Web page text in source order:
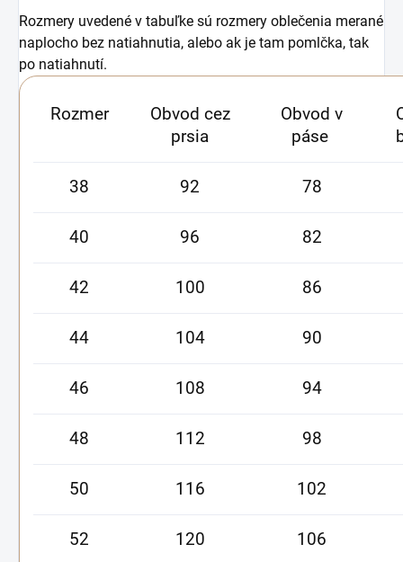
Rozmery uvedené v tabuľke sú rozmery oblečenia merané
naplocho bez natiahnutia, alebo ak je tam pomlčka, tak
po natiahnutí.
Rozmer
Obvod cez
prsia
Obvod v
páse
38 92 78
40 96 82
42 100 86
44 104 90
46 108 94
48 112 98
50 116 102
52 120 106